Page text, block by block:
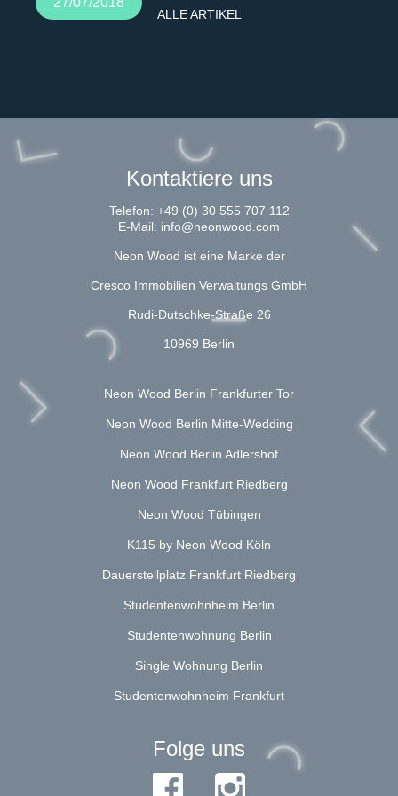
ALLE ARTIKEL
Kontaktiere uns
Telefon: +49 (0) 30 555 707 112
E-Mail: info@neonwood.com
Neon Wood ist eine Marke der
Cresco Immobilien Verwaltungs GmbH
Rudi-Dutschke-Straße 26
10969 Berlin
Neon Wood Berlin Frankfurter Tor
Neon Wood Berlin Mitte-Wedding
Neon Wood Berlin Adlershof
Neon Wood Frankfurt Riedberg
Neon Wood Tübingen
K115 by Neon Wood Köln
Dauerstellplatz Frankfurt Riedberg
Studentenwohnheim Berlin
Studentenwohnung Berlin
Single Wohnung Berlin
Studentenwohnheim Frankfurt
Folge uns